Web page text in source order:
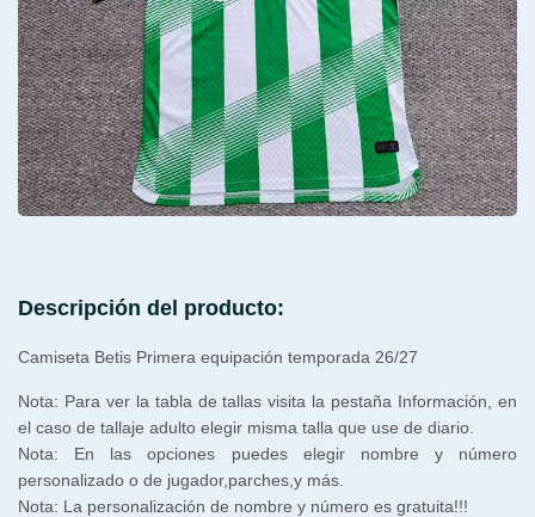
Descripción del producto:
Camiseta Betis Primera equipación temporada 26/27
Nota: Para ver la tabla de tallas visita la pestaña Información, en
el caso de tallaje adulto elegir misma talla que use de diario.
Nota: En las opciones puedes elegir nombre y número
personalizado o de jugador,parches,y más.
Nota: La personalización de nombre y número es gratuita!!!